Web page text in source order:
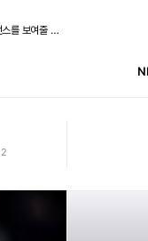
패싱한거라고 생각해요.
은탓인게 가장 크잖아요